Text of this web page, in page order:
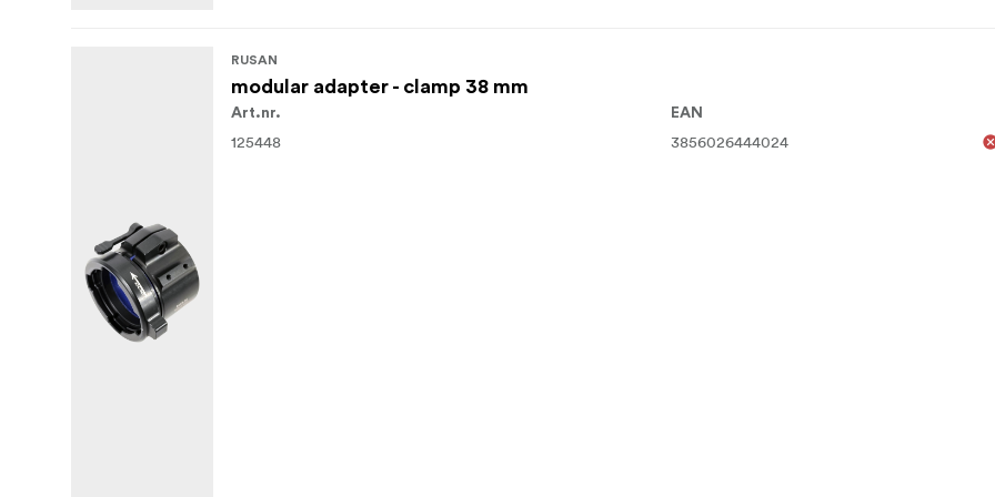
RUSAN
modular adapter - clamp 38 mm
Art.nr.
125448
EAN
3856026444024